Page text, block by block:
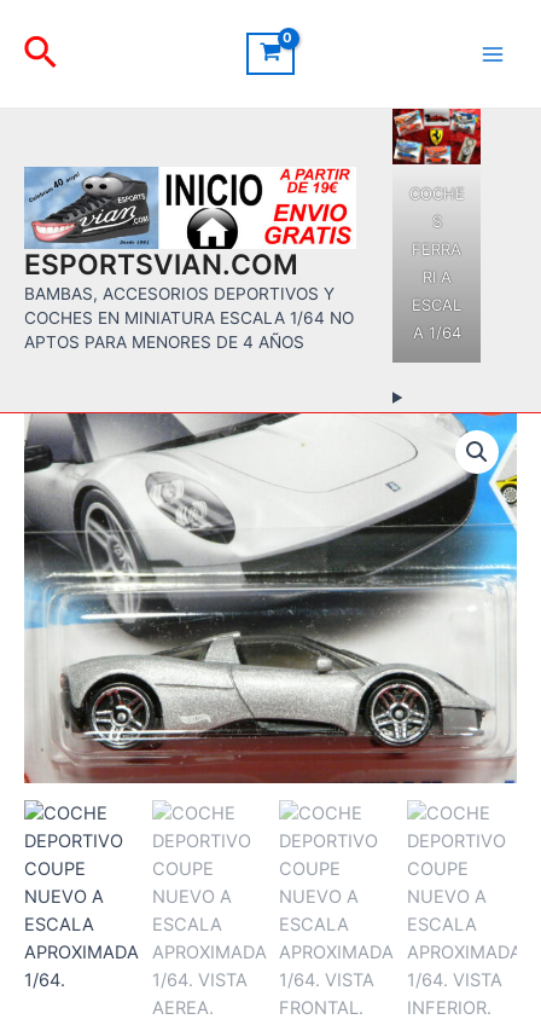
contenido
Buscar
ESPORTSVIAN.COM
BAMBAS, ACCESORIOS DEPORTIVOS Y
COCHES EN MINIATURA ESCALA 1/64 NO
APTOS PARA MENORES DE 4 AÑOS
COCHE
S
FERRA
RI A
ESCAL
A 1/64